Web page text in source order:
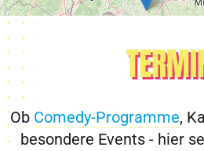
Ob Comedy-Programme,
besondere Events - hier